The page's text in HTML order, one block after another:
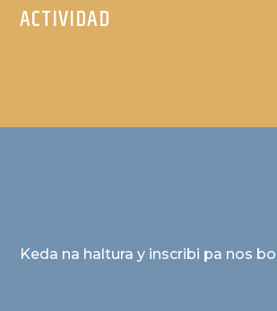
ACTIVIDAD
Keda na haltura y inscribi pa nos